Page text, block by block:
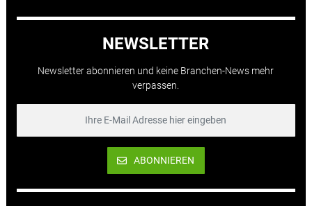
NEWSLETTER
Newsletter abonnieren und keine Branchen-News mehr
verpassen.
ABONNIEREN